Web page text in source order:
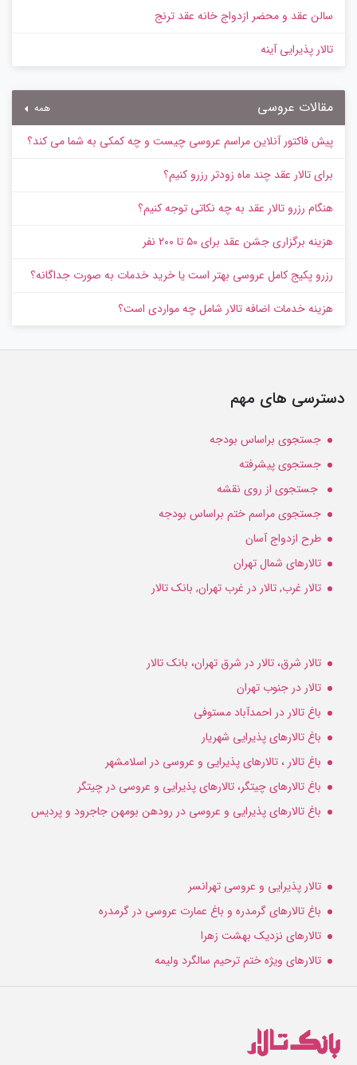
سالن عقد و محضر ازدواج خانه عقد ترنج
تالار پذیرایی آینه
مقالات عروسی همه
پیش‌ فاکتور آنلاین مراسم عروسی چیست و چه کمکی به شما می کند؟
برای تالار عقد چند ماه زودتر رزرو کنیم؟
هنگام رزرو تالار عقد به چه نکاتی توجه کنیم؟
هزینه برگزاری جشن عقد برای ۵۰ تا ۲۰۰ نفر
رزرو پکیج کامل عروسی بهتر است یا خرید خدمات به‌ صورت جداگانه؟
هزینه خدمات اضافه تالار شامل چه مواردی است؟
دسترسی های مهم
جستجوی براساس بودجه
جستجوی پیشرفته
جستجوی از روی نقشه
جستجوی مراسم ختم براساس بودجه
طرح ازدواج آسان
تالارهای شمال تهران
تالار غرب, تالار در غرب تهران, بانک تالار
تالار شرق، تالار در شرق تهران، بانک تالار
تالار در جنوب تهران
باغ تالار در احمدآباد مستوفی
باغ تالارهای پذیرایی شهریار
باغ تالار ، تالارهای پذیرایی و عروسی در اسلامشهر
باغ تالارهای چیتگر، تالارهای پذیرایی و عروسی در چیتگر
باغ تالارهای پذیرایی و عروسی در رودهن بومهن جاجرود و پردیس
تالار پذیرایی و عروسی تهرانسر
باغ تالارهای گرمدره و باغ عمارت عروسی در گرمدره
تالارهای نزدیک بهشت زهرا
تالارهای ویژه ختم ترحیم سالگرد ولیمه